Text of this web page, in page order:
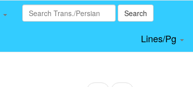
Search
Lines/Pg